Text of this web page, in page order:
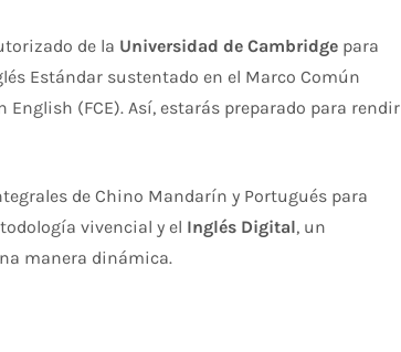
de la Universidad de Cambridge para
Estándar sustentado en el Marco Común
(FCE). Así, estarás preparado para rendir
de Chino Mandarín y Portugués para
vivencial y el Inglés Digital, un
manera dinámica.